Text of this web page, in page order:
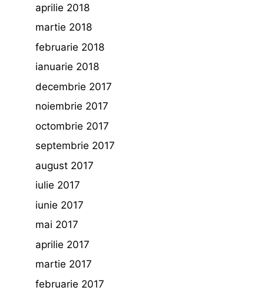
aprilie 2018
martie 2018
februarie 2018
ianuarie 2018
decembrie 2017
noiembrie 2017
octombrie 2017
septembrie 2017
august 2017
iulie 2017
iunie 2017
mai 2017
aprilie 2017
martie 2017
februarie 2017